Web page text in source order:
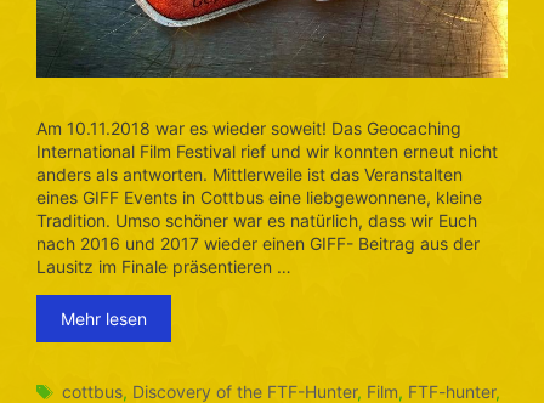
Am 10.11.2018 war es wieder soweit! Das Geocaching
International Film Festival rief und wir konnten erneut nicht
anders als antworten. Mittlerweile ist das Veranstalten
eines GIFF Events in Cottbus eine liebgewonnene, kleine
Tradition. Umso schöner war es natürlich, dass wir Euch
nach 2016 und 2017 wieder einen GIFF- Beitrag aus der
Lausitz im Finale präsentieren …
Mehr lesen
Schlagwörter
cottbus, Discovery of the FTF-Hunter, Film, FTF-hunter,